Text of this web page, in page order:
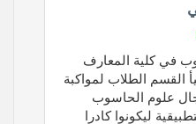
في كلية المعارف
في عام 2001. يهيأ القسم الطلاب لمواكبة
علوم الحاسوب
ليكونوا كادرا